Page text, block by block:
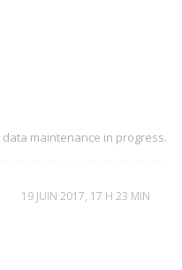
maintenance in progress.
19 JUIN 2017, 17 H 23 MIN